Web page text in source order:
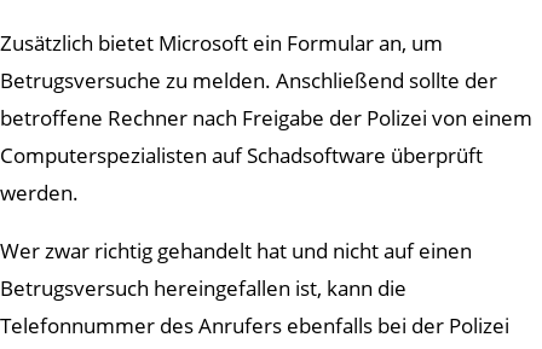
Zusätzlich bietet Microsoft ein Formular an, um
Betrugsversuche zu melden. Anschließend sollte der
betroffene Rechner nach Freigabe der Polizei von einem
Computerspezialisten auf Schadsoftware überprüft
werden.
Wer zwar richtig gehandelt hat und nicht auf einen
Betrugsversuch hereingefallen ist, kann die
Telefonnummer des Anrufers ebenfalls bei der Polizei